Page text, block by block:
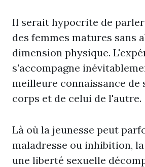
Il serait hypocrite de
des femmes matures sans
dimension physique.
s'accompagne
meilleure connaissance de
corps et de celui de l'autre.
Là où la jeunesse peut
maladresse ou inhibition,
une liberté sexuelle